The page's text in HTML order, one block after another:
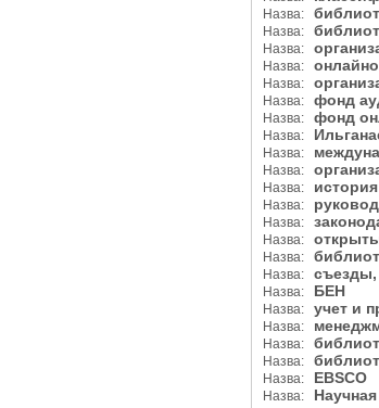
Назва:
Назва:
Назва:
Назва:
Назва:
Назва: фонд
Назва: фонд
Назва:
Назва:
Назва:
Назва:
Назва:
Назва:
Назва:
Назва:
Назва:
Назва: БЕН
Назва: учет и
Назва:
Назва:
Назва:
Назва: EBSCO
Назва: